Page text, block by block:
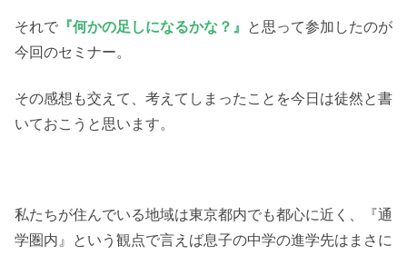
それで 『何かの足しになるかな？』 と思って参加したのが
今回のセミナー。
その感想も交えて、考えてしまったことを今日は徒然と書
いておこうと思います。
私たちが住んでいる地域は東京都内でも都心に近く、『通
学圏内』という観点で言えば息子の中学の進学先はまさに